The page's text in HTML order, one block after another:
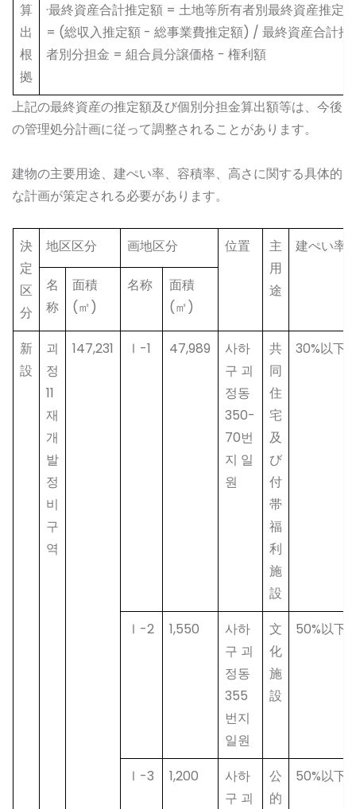
算
出
根
拠
·最終資産合計推定額 = 土地等所有者別最終資産推定
= (総収入推定額 - 総事業費推定額) / 最終資産合計推
者別分担金 = 組合員分譲価格 - 権利額
上記の最終資産の推定額及び個別分担金算出額等は、今後
の管理処分計画に従って調整されることがあります。
建物の主要用途、建ぺい率、容積率、高さに関する具体的
な計画が策定される必要があります。
決
定
区
分
地区区分 画地区分 位置
主
用
途
建ぺい率
名
称
面積
(㎡)
名称
面積
(㎡)
新
設
괴
정
11
재
개
발
정
비
구
역
147,231 Ⅰ-1 47,989
사하
구 괴
정동
350-
70번
지 일
원
共
同
住
宅
及
び
付
帯
福
利
施
設
30%以下
Ⅰ-2 1,550
사하
구 괴
정동
355
번지
일원
文
化
施
設
50%以下
Ⅰ-3 1,200
사하
구 괴
公
的
50%以下